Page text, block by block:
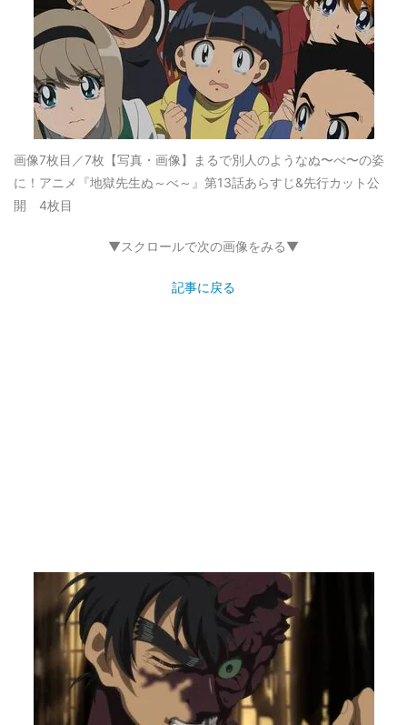
画像7枚目／7枚 【写真・画像】まるで別人のようなぬ〜べ〜の姿
に！アニメ『地獄先生ぬ～べ～』第13話あらすじ&先行カット公
開 4枚目
▼スクロールで次の画像をみる▼
記事に戻る